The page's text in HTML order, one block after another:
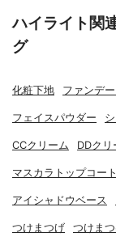
ハイライト関
グ
化粧下地 ファンデ
フェイスパウダー
CCクリーム DDクリ
マスカラトップコート
アイシャドウベース
つけまつげ つけま